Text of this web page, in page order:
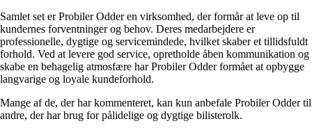
Samlet set er Probiler Odder en virksomhed, der formår at leve op til
kundernes forventninger og behov. Deres medarbejdere er
professionelle, dygtige og servicemindede, hvilket skaber et tillidsfuldt
forhold. Ved at levere god service, opretholde åben kommunikation og
skabe en behagelig atmosfære har Probiler Odder formået at opbygge
langvarige og loyale kundeforhold.
Mange af de, der har kommenteret, kan kun anbefale Probiler Odder til
andre, der har brug for pålidelige og dygtige bilisterolk.